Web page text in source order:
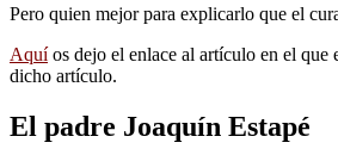
Pero quien mejor para explicarlo que el
Aquíos dejo el enlace al artículo en el que
dicho artículo.
El padre Joaquín Estapé